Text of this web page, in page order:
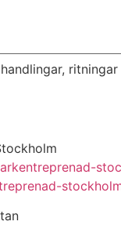
ritningar